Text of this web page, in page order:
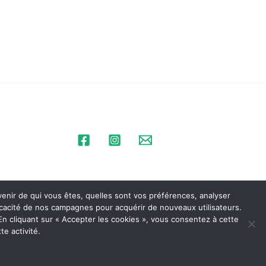
Mentions Légales
de qui vous êtes, quelles sont vos préférences, analyser
de nos campagnes pour acquérir de nouveaux utilisateurs.
cliquant sur « Accepter les cookies », vous consentez à cette
activité.